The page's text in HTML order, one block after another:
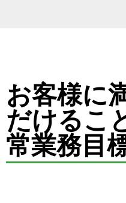
お客様に
だけるこ
常業務目